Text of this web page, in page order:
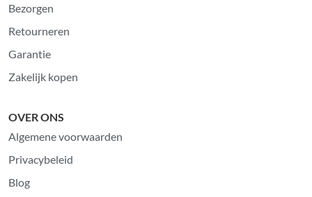
Bezorgen
Retourneren
Garantie
Zakelijk kopen
OVER ONS
Algemene voorwaarden
Privacybeleid
Blog